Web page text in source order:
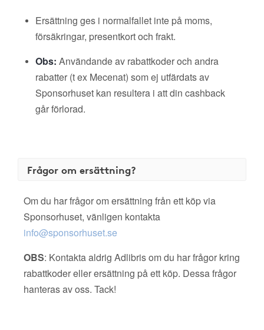
Ersättning ges i normalfallet inte på moms,
försäkringar, presentkort och frakt.
Obs: Användande av rabattkoder och andra
rabatter (t ex Mecenat) som ej utfärdats av
Sponsorhuset kan resultera i att din cashback
går förlorad.
Frågor om ersättning?
Om du har frågor om ersättning från ett köp via
Sponsorhuset, vänligen kontakta
info@sponsorhuset.se
OBS: Kontakta aldrig Adlibris om du har frågor kring
rabattkoder eller ersättning på ett köp. Dessa frågor
hanteras av oss. Tack!